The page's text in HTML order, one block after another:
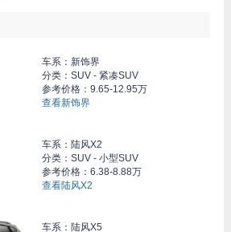
车系： 新饰界
分类：SUV - 紧凑SUV
参考价格： 9.65-12.95万
查看新饰界
车系： 陆风X2
分类：SUV - 小型SUV
参考价格： 6.38-8.88万
查看陆风X2
车系： 陆风X5